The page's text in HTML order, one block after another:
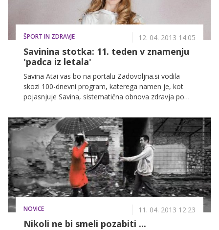
ŠPORT IN ZDRAVJE 12. 04. 2013 14.05
Savinina stotka: 11. teden v znamenju
'padca iz letala'
Savina Atai vas bo na portalu Zadovoljna.si vodila
skozi 100-dnevni program, katerega namen je, kot
pojasnjuje Savina, sistematična obnova zdravja po
naprednimi pomlajevalnimi, shujševalnimi in lepotnimi
tehnikami ter nutricionističnimi dognanji "anti-aging"
medicine.
NOVICE 11. 04. 2013 12.23
Nikoli ne bi smeli pozabiti ...